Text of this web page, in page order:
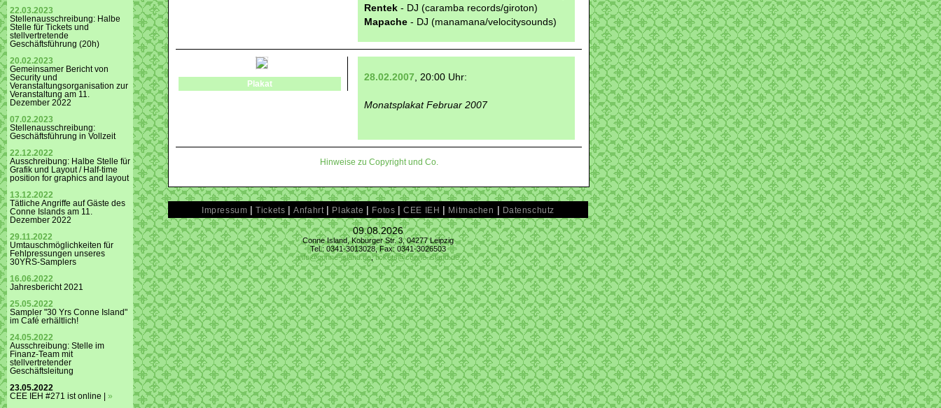
22.03.2023
Stellenausschreibung: Halbe
Stelle für Tickets und
stellvertretende
Geschäftsführung (20h)
20.02.2023
Gemeinsamer Bericht von
Security und
Veranstaltungsorganisation zur
Veranstaltung am 11.
Dezember 2022
07.02.2023
Stellenausschreibung:
Geschäftsführung in Vollzeit
22.12.2022
Ausschreibung: Halbe Stelle für
Grafik und Layout / Half-time
position for graphics and layout
13.12.2022
Tätliche Angriffe auf Gäste des
Conne Islands am 11.
Dezember 2022
29.11.2022
Umtauschmöglichkeiten für
Fehlpressungen unseres
30YRS-Samplers
16.06.2022
Jahresbericht 2021
25.05.2022
Sampler "30 Yrs Conne Island"
im Café erhältlich!
24.05.2022
Ausschreibung: Stelle im
Finanz-Team mit
stellvertretender
Geschäftsleitung
23.05.2022
CEE IEH #271 ist online | »
Rentek - DJ (caramba records/giroton)
Mapache - DJ (manamana/velocitysounds)
28.02.2007, 20:00 Uhr:
Monatsplakat Februar 2007
Plakat
Hinweise zu Copyright und Co.
Impressum |Tickets |Anfahrt | Plakate | Fotos |CEE IEH | Mitmachen | Datenschutz
09.08.2026
Conne Island, Koburger Str. 3, 04277 Leipzig
Tel.: 0341-3013028, Fax: 0341-3026503
info@conne-island.de,tickets@conne-island.de